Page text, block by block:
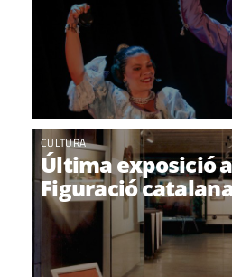
CULTURA
Última exposició
Figuració